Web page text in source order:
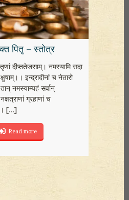
पितृ – स्तोत्र
दीप्ततेजसाम्। नमस्यामि सदा
इन्द्रादीनां च नेतारो
नमस्याम्यहं सर्वान्
ग्रहाणां च
[…]
Read more